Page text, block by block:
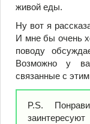
живой еды.
Ну вот я
И мне бы очень
поводу
Возможно у
связанные с
P.S.